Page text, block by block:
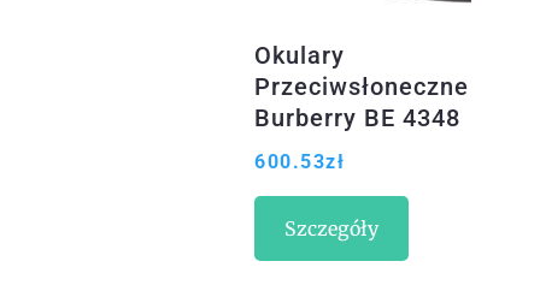
Okulary
Przeciwsłoneczne
Burberry BE 4348
COOPER 394987
600.53zł
Szczegóły